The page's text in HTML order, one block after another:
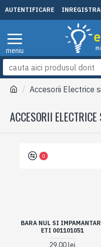
AUTENTIFICARE
Accesorii Electrice
ACCESORII
0
BARA NUL SI
ETI 001101051
29,00 lei